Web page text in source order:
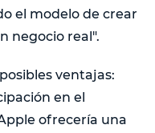
el modelo de crear
negocio real".
ventajas:
en el
ofrecería una